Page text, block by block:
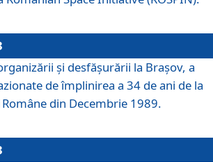
şi desfăşurării la Braşov, a
de împlinirea a 34 de ani de la
din Decembrie 1989.